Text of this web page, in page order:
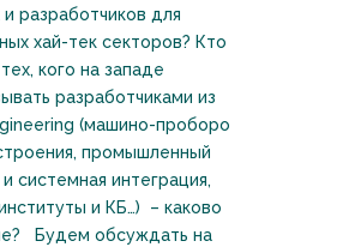
разработчиков для
хай-тек секторов? Кто
кого на западе
разработчиками из
(машино-проборо
промышленный
системная интеграция,
и КБ…) – каково
Будем обсуждать на